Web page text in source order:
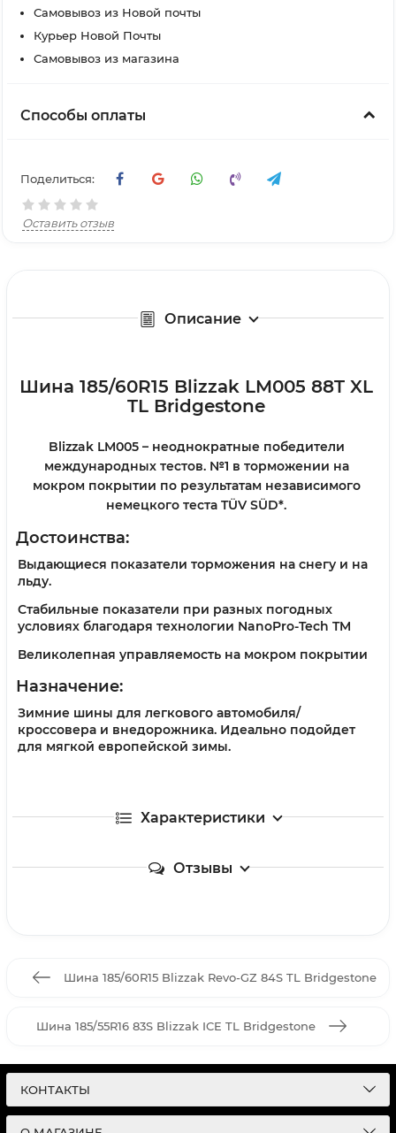
Самовывоз из Новой почты
Курьер Новой Почты
Самовывоз из магазина
Способы оплаты
Поделиться:
Оставить отзыв
Описание
Шина 185/60R15 Blizzak LM005 88T XL
TL Bridgestone
Blizzak LM005 – неоднократные победители
международных тестов. №1 в торможении на
мокром покрытии по результатам независимого
немецкого теста TÜV SÜD*.
Достоинства:
Выдающиеся показатели торможения на снегу и на
льду.
Стабильные показатели при разных погодных
условиях благодаря технологии NanoPro-Tech TM
Великолепная управляемость на мокром покрытии
Назначение:
Зимние шины для легкового автомобиля/
кроссовера и внедорожника. Идеально подойдет
для мягкой европейской зимы.
Характеристики
Отзывы
Шина 185/60R15 Blizzak Revo-GZ 84S TL Bridgestone
Шина 185/55R16 83S Blizzak ICE TL Bridgestone
КОНТАКТЫ